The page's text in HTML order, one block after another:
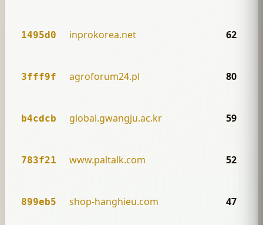
1495d0 inprokorea.net 62
3fff9f agroforum24.pl 80
b4cdcb global.gwangju.ac.kr 59
783f21 www.paltalk.com 52
899eb5 shop-hanghieu.com 47